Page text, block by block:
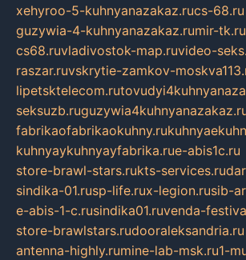
xehyroo-5-kuhnyanazakaz.rucs-68.ru
guzywia-4-kuhnyanazakaz.rumir-tk.ru
cs68.ruvladivostok-map.ruvideo-
raszar.ruvskrytie-zamkov-
lipetsktelecom.ru
seksuzb.ru
fabrikaofabrikaokuhny.ru
kuhnyaykuhnyayfabrika.rue-abis1c.ru
store-brawl-stars.rukts-services.ru
sindika-01.rusp-life.rux-legion.rusib-
e-abis-1-c.rusindika01.ruvenda-
store-brawlstars.rudooraleksandria.ru
antenna-highly.rumine-lab-msk.ru1-